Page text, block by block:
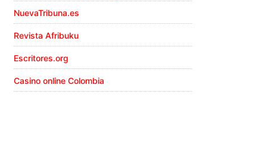
NuevaTribuna.es
Revista Afribuku
Escritores.org
Casino online Colombia